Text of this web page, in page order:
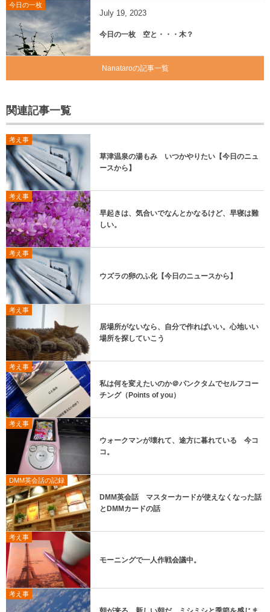
今日の一枚
July 19, 2023
今日の一枚 空と・・・木？
Nanataroの記事一覧
関連記事一覧
考え事
草津温泉の湯もみ いつかやりたい【今日のニュ
ースから】
考え事
早起きは、気合いでなんとかなるけど、早寝は難
しい。
考え事
ウズラの卵のふ化【今日のニュースから】
考え事
居場所がないなら、自分で作ればいい。心地いい
場所を探していこう
考え事
私は何を変えたいのか＠パンクタムでセルフコー
チング（Points of you）
考え事
ウォークマンが壊れて、途方に暮れている 今コ
コ。
DMM英会話の記録
DMM英会話 マスターカードが使えなくなった話
とDMMカードの話
考え事
モーニングで一人作戦会議中。
考え事